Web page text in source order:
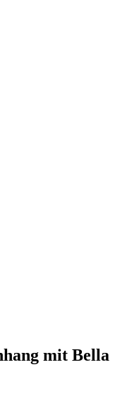
mit Bella